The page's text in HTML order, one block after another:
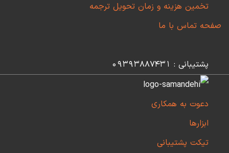
تخمین هزینه و زمان تحویل ترجمه
صفحه تماس با ما
پشتیبانی : 09393887431
دعوت به همکاری
ابزارها
تیکت پشتیبانی